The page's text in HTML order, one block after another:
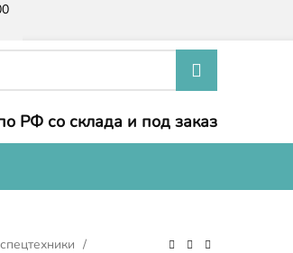
РФ со склада и под заказ